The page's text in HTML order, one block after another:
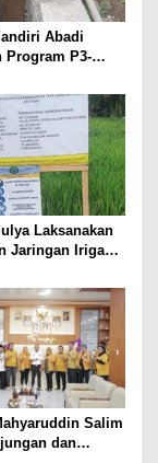
Abadi
Program P3-
Laksanakan
Jaringan Irigasi,
Tegalwaru
Salim
dan